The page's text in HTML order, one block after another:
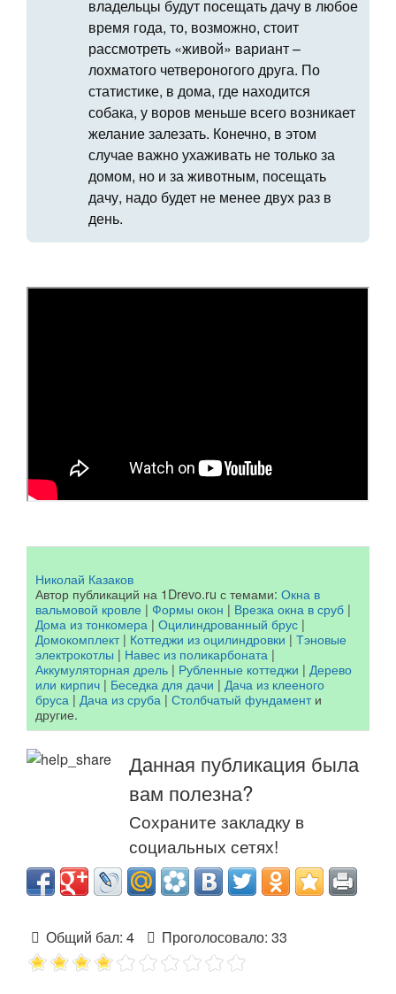
владельцы будут посещать дачу в любое
время года, то, возможно, стоит
рассмотреть «живой» вариант –
лохматого четвероногого друга. По
статистике, в дома, где находится
собака, у воров меньше всего возникает
желание залезать. Конечно, в этом
случае важно ухаживать не только за
домом, но и за животным, посещать
дачу, надо будет не менее двух раз в
день.
Николай Казаков
Автор публикаций на 1Drevo.ru с темами: Окна в
вальмовой кровле | Формы окон | Врезка окна в сруб |
Дома из тонкомера | Оцилиндрованный брус |
Домокомплект| Коттеджи из оцилиндровки | Тэновые
электрокотлы | Навес из поликарбоната |
Аккумуляторная дрель | Рубленные коттеджи | Дерево
или кирпич | Беседка для дачи | Дача из клееного
бруса | Дача из сруба | Столбчатый фундаменти
другие.
Данная публикация была
вам полезна?
Сохраните закладку в
социальных сетях!
Общий бал: 4 Проголосовало: 33